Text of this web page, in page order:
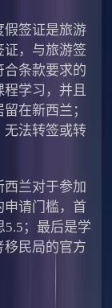
签证是旅游
证，与旅游签
合条款要求的
学习，并且
在新西兰；
无法转签或转
兰对于参加
申请门槛，首
5.5；最后是学
移民局的官方